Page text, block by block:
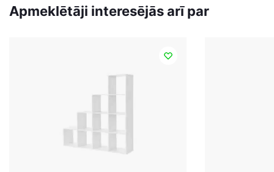
Apmeklētāji interesējās arī par